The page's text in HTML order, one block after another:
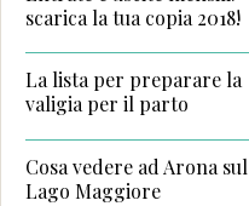
scarica la tua copia 2018!
La lista per preparare la
valigia per il parto
Cosa vedere ad Arona sul
Lago Maggiore